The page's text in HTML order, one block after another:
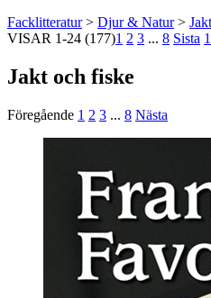
Facklitteratur> Djur & Natur>
VISAR 1-24 (177)1 2 3 ... 8 Sista
Jakt och fiske
Föregående 1 2 3 ... 8 Nästa